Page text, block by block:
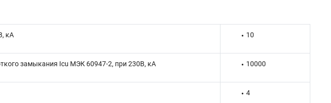
кА 10
замыкания Icu МЭК 60947-2, при 230В, кА 10000
4